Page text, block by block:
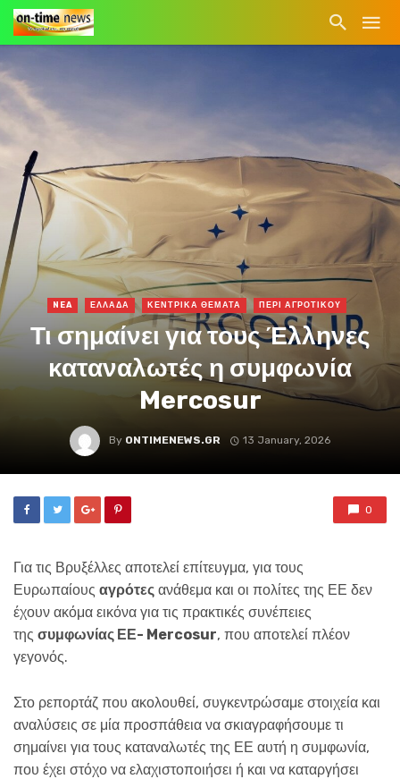
NEA ΕΛΛΑΔΑ ΚΕΝΤΡΙΚΑ ΘΕΜΑΤΑ ΠΕΡΙ ΑΓΡΟΤΙΚΟΥ
Τι σημαίνει για τους Έλληνες
καταναλωτές η συμφωνία
Mercosur
By ONTIMENEWS.GR 13 January, 2026
0
Για τις Βρυξέλλες αποτελεί επίτευγμα, για τους
Ευρωπαίους αγρότες ανάθεμα και οι πολίτες της ΕΕ δεν
έχουν ακόμα εικόνα για τις πρακτικές συνέπειες
της συμφωνίας ΕΕ- Mercosur, που αποτελεί πλέον
γεγονός.
Στο ρεπορτάζ που ακολουθεί, συγκεντρώσαμε στοιχεία και
αναλύσεις σε μία προσπάθεια να σκιαγραφήσουμε τι
σημαίνει για τους καταναλωτές της ΕΕ αυτή η συμφωνία,
που έχει στόχο να ελαχιστοποιήσει ή και να καταργήσει